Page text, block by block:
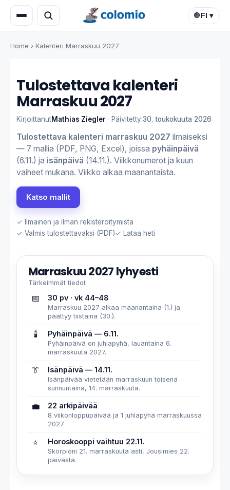
🌐 FI ▾
Home › Kalenteri Marraskuu 2027
Tulostettava kalenteri
Marraskuu 2027
KirjoittanutMathias Ziegler · Päivitetty:30. toukokuuta 2026
Tulostettava kalenteri marraskuu 2027 ilmaiseksi
— 7 mallia (PDF, PNG, Excel), joissa pyhäinpäivä
(6.11.) ja isänpäivä (14.11.). Viikkonumerot ja kuun
vaiheet mukana. Viikko alkaa maanantaista.
Katso mallit
✓ Ilmainen ja ilman rekisteröitymistä
✓ Valmis tulostettavaksi (PDF)✓ Lataa heti
Marraskuu 2027 lyhyesti
Tärkeimmät tiedot
📅 30 pv · vk 44–48
Marraskuu 2027 alkaa maanantaina (1.) ja
päättyy tiistaina (30.).
🕯️ Pyhäinpäivä — 6.11.
Pyhäinpäivä on juhlapyhä, lauantaina 6.
marraskuuta 2027.
👔 Isänpäivä — 14.11.
Isänpäivää vietetään marraskuun toisena
sunnuntaina, 14. marraskuuta.
💼 22 arkipäivää
8 viikonloppupäivää ja 1 juhlapyhä marraskuussa
2027.
⭐ Horoskooppi vaihtuu 22.11.
Skorpioni 21. marraskuuta asti, Jousimies 22.
päivästä.